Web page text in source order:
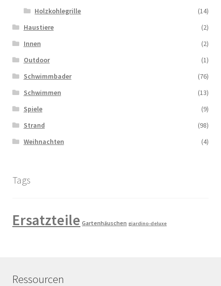
Holzkohlegrille
(14)
Haustiere
(2)
Innen
(2)
Outdoor
(1)
Schwimmbader
(76)
Schwimmen
(13)
Spiele
(9)
Strand
(98)
Weihnachten
(4)
Tags
Ersatzteile Gartenhäuschen giardino-deluxe
Ressourcen